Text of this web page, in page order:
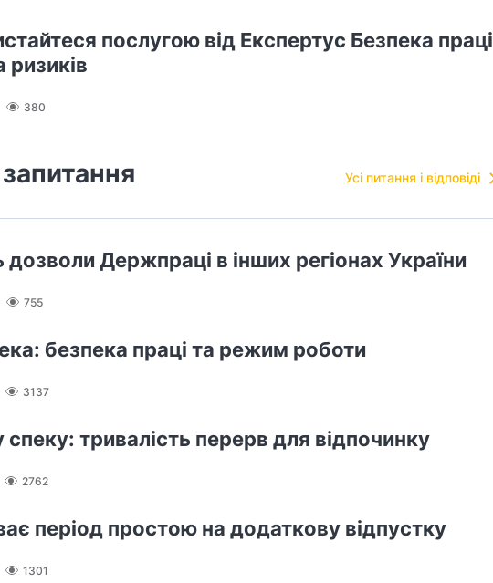
послугою від Експертус Безпека праці
ризиків
380
Усі питання і відповіді
дозволи Держпраці в інших регіонах України
755
безпека праці та режим роботи
3137
спеку: тривалість перерв для відпочинку
2762
період простою на додаткову відпустку
1301